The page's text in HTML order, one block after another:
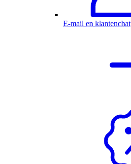
E-mail en klantenchat